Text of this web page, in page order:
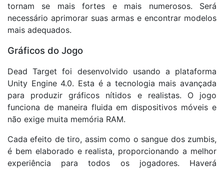
tornam se mais fortes e mais numerosos. Será
necessário aprimorar suas armas e encontrar modelos
mais adequados.
Gráficos do Jogo
Dead Target foi desenvolvido usando a plataforma
Unity Engine 4.0. Esta é a tecnologia mais avançada
para produzir gráficos nítidos e realistas. O jogo
funciona de maneira fluida em dispositivos móveis e
não exige muita memória RAM.
Cada efeito de tiro, assim como o sangue dos zumbis,
é bem elaborado e realista, proporcionando a melhor
experiência para todos os jogadores. Haverá